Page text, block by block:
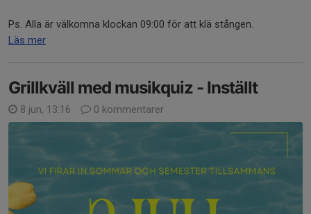
Ps. Alla är välkomna klockan 09:00 för att klä stången.
Läs mer
Grillkväll med musikquiz - Inställt
8 jun, 13:16 0 kommentarer